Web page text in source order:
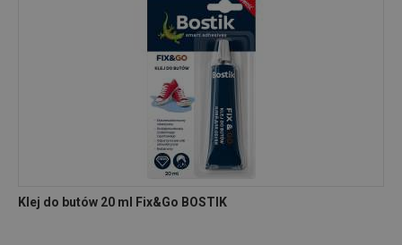
Klej do butów 20 ml Fix&Go BOSTIK